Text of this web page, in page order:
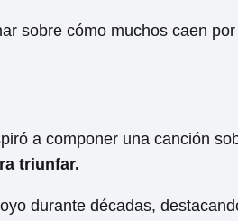
sobre cómo muchos caen
a componer una canción
triunfar.
durante décadas,